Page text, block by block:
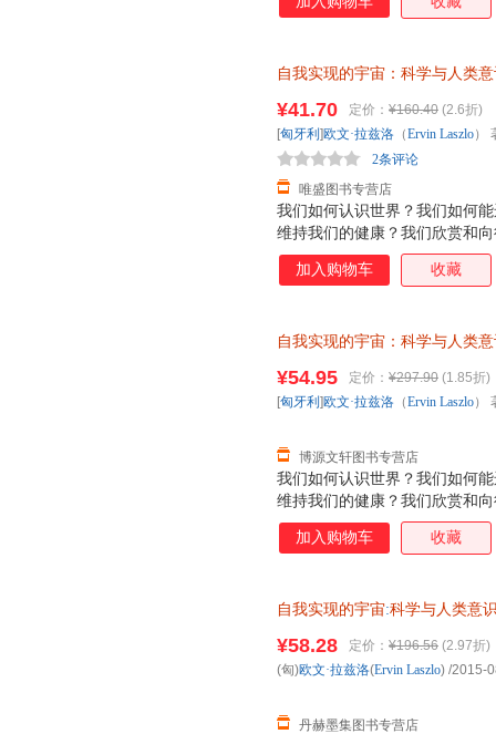
自我实现的宇宙：科学与人类
退换】
我们如何认识世界？我们如何
维持我们的健康？我们欣赏和
由？我们如何奋斗才能获得哲
科学”和创造了科学革命的激
互联系之时，我们发现科学在
改变我们的世界观，并改变我
提供来自于所有生命系统之间
¥41.70 定价： ¥160.40 (2.6折)
唯盛图书专营店
2条评论
[匈牙利 ]欧文·拉兹洛 （Ervin Laszlo）
加入购物车 收藏
自我实现的宇宙：科学与人类
退换】
我们如何认识世界？我们如何
维持我们的健康？我们欣赏和
由？我们如何奋斗才能获得哲
科学”和创造了科学革命的激
互联系之时，我们发现科学在
改变我们的世界观，并改变我
提供来自于所有生命系统之间
¥54.95 定价： ¥297.90 (1.85折)
博源文轩图书专营店
[匈牙利 ]欧文·拉兹洛 （Ervin Laszlo）
加入购物车 收藏
自我实现的宇宙:科学与人类意
¥58.28 定价： ¥196.56 (2.97折)
丹赫墨集图书专营店
(匈)欧文·拉兹洛(Ervin Laszlo) /2015-